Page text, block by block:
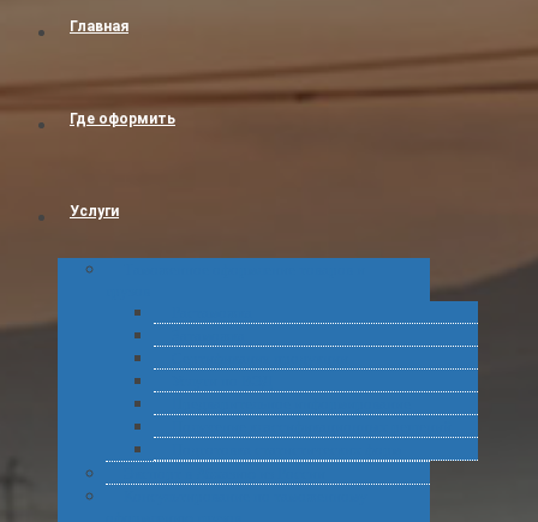
Главная
Где оформить
Услуги